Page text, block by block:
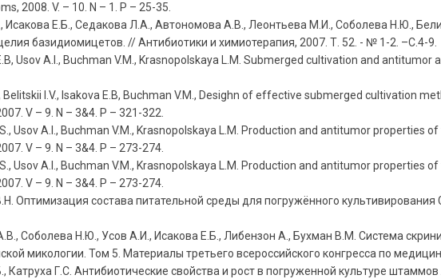
2008. V. – 10. N – 1. P – 25-35.
Е.Б., Седакова Л.А., Автономова А.В., Леонтьева М.И., Соболева Н.Ю.,
базидиомицетов. // Антибиотики и химиотерапия, 2007. Т. 52. - № 1-2. –С.4-9.
Usov A.I., Buchman V.M., Krasnopolskaya L.M. Submerged cultivation and
I.V., Isakova E.B, Buchman V.M., Desighn of effective submerged cultivation
V – 9. N – 3&4. P – 321-322.
Usov A.I., Buchman V.M., Krasnopolskaya L.M. Production and antitumor
V – 9. N – 3&4. P – 273-274.
Usov A.I., Buchman V.M., Krasnopolskaya L.M. Production and antitumor
V – 9. N – 3&4. P – 273-274.
состава питательной среды для погружённого культивирования
Соболева Н.Ю., Усов А.И., Исакова Е.Б., Либензон А., Бухман В.М. Система
микологии. Том 5. Материалы третьего всероссийского конгресса по
Г.С. Антибиотические свойства и рост в погруженной культуре